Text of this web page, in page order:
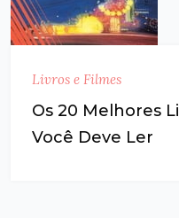
Livros e Filmes
Os 20 Melhores
Você Deve Ler